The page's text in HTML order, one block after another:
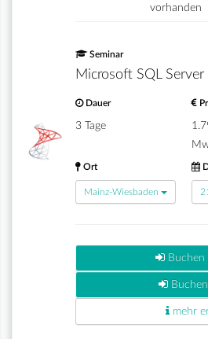
vorhanden
Seminar
Microsoft SQL
Dauer
3 Tage
Ort
Mainz-Wiesbaden
Buchen
Buchen
mehr